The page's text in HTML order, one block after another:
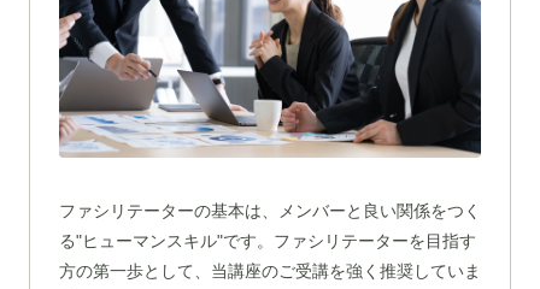
ファシリテーターの基本は、メンバーと良い関係をつく
る"ヒューマンスキル"です。ファシリテーターを目指す
方の第一歩として、当講座のご受講を強く推奨していま